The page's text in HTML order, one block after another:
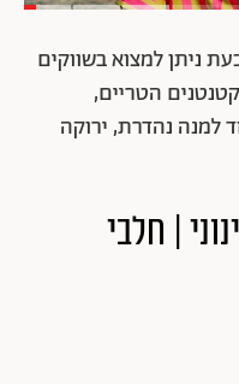
ניתן למצוא בשווקים
הטריים,
למנה נהדרת, ירוקה